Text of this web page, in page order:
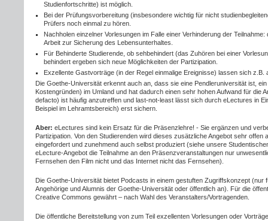
Studienfortschritte) ist möglich.
Bei der Prüfungsvorbereitung (insbesondere wichtig für nicht
Prüfers noch einmal zu hören.
Nachholen einzelner Vorlesungen im Falle einer Verhinderung der
Arbeit zur Sicherung des Lebensunterhaltes.
Für Behinderte Studierende, ob sehbehindert (das Zuhören bei einer
behindert ergeben sich neue Möglichkeiten der Partizipation.
Exzellente Gastvorträge (in der Regel einmalige Ereignisse) lassen sich z.B.
Die Goethe-Universität erkennt auch an, dass sie eine Pendleruniversität ist,
Kostengründen) im Umland und hat dadurch einen sehr hohen Aufwand für die
defacto) ist häufig anzutreffen und last-not-least lässt sich durch eLectures in
Beispiel im Lehramtsbereich) erst sichern.
Aber: eLectures sind kein Ersatz für die Präsenzlehre! - Sie ergänzen und
Partizipation. Von den Studierenden wird dieses zusätzliche Angebot sehr
eingefordert und zunehmend auch selbst produziert (siehe unsere
eLecture-Angebot die Teilnahme an den Präsenzveranstaltungen nur
Fernsehen den Film nicht und das Internet nicht das Fernsehen).
Die Goethe-Universität bietet Podcasts in einem gestuften Zugriffskonzept (nur
Angehörige und Alumnis der Goethe-Universität oder öffentlich an). Für die
Creative Commons gewährt – nach Wahl des Veranstalters/Vortragenden.
Die öffentliche Bereitstellung von zum Teil exzellenten Vorlesungen oder